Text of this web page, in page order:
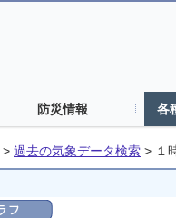
防災情報 各
> 過去の気象データ検索 > １